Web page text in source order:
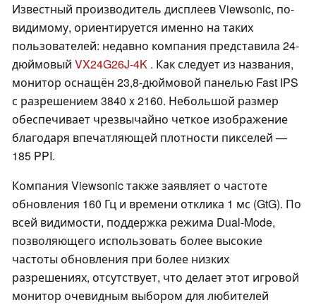
Известный производитель дисплеев Viewsonic, по-
видимому, ориентируется именно на таких
пользователей: недавно компания представила 24-
дюймовый VX24G26J-4K . Как следует из названия,
монитор оснащён 23,8-дюймовой панелью Fast IPS
с разрешением 3840 x 2160. Небольшой размер
обеспечивает чрезвычайно четкое изображение
благодаря впечатляющей плотности пикселей —
185 PPI.
Компания Viewsonic также заявляет о частоте
обновления 160 Гц и времени отклика 1 мс (GtG). По
всей видимости, поддержка режима Dual-Mode,
позволяющего использовать более высокие
частоты обновления при более низких
разрешениях, отсутствует, что делает этот игровой
монитор очевидным выбором для любителей